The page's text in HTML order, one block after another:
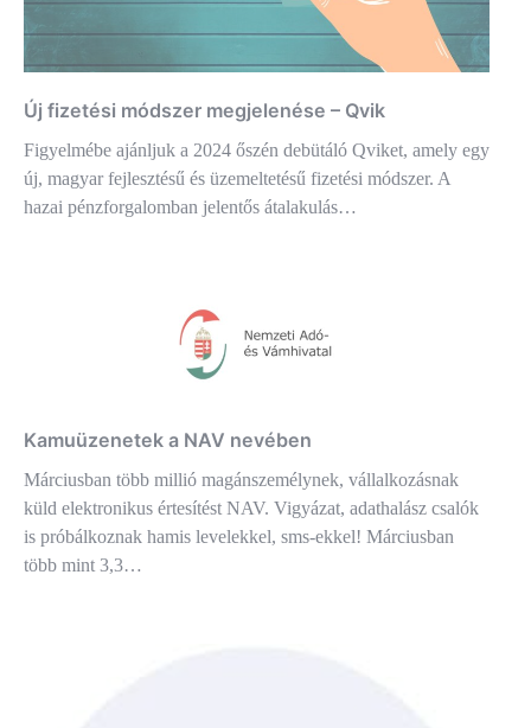
Új fizetési módszer megjelenése – Qvik
Figyelmébe ajánljuk a 2024 őszén debütáló Qviket, amely egy
új, magyar fejlesztésű és üzemeltetésű fizetési módszer. A
hazai pénzforgalomban jelentős átalakulás…
Kamuüzenetek a NAV nevében
Márciusban több millió magánszemélynek, vállalkozásnak
küld elektronikus értesítést NAV. Vigyázat, adathalász csalók
is próbálkoznak hamis levelekkel, sms-ekkel! Márciusban
több mint 3,3…